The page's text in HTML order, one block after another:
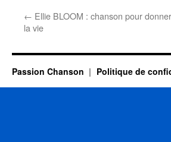
← Ellie BLOOM : chanson pour
la vie
Passion Chanson Politique de